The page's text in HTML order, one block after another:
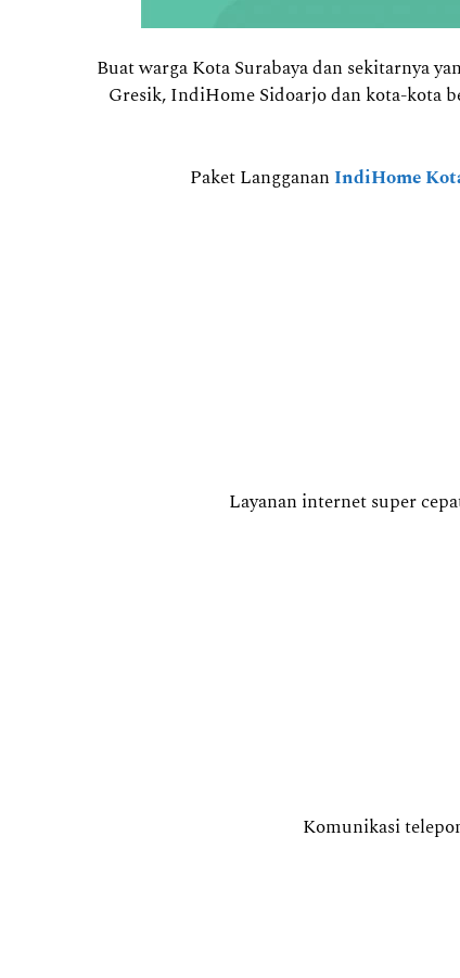
Buat warga Kota Surabaya dan sekitarnya
Gresik, IndiHome Sidoarjo dan kota-kota
Paket Langganan IndiHome
Layanan internet super
Komunikasi